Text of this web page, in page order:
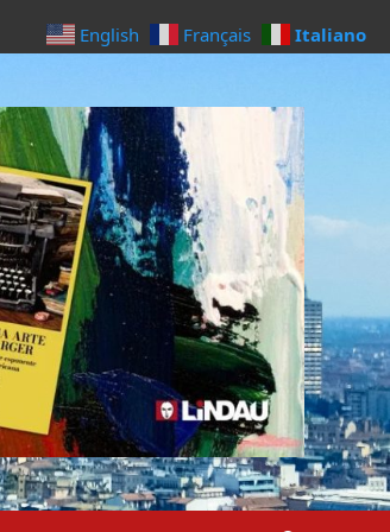
English Français Italiano